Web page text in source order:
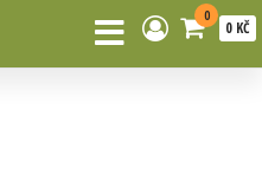
0
0 KČ